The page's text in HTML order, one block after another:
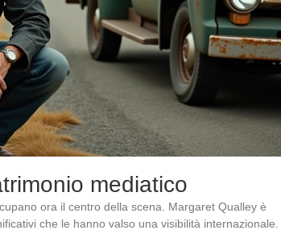
mediatico
ora il centro della scena. Margaret Qualley è
che le hanno valso una visibilità internazionale.